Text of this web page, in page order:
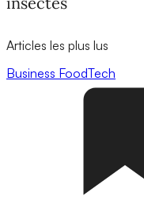
Articles les plus lus
Business FoodTech